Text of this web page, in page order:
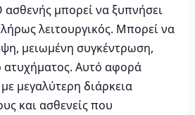
μπορεί να ξυπνήσει
λειτουργικός. Μπορεί να
μειωμένη συγκέντρωση,
ατυχήματος. Αυτό αφορά
μεγαλύτερη διάρκεια
και ασθενείς που